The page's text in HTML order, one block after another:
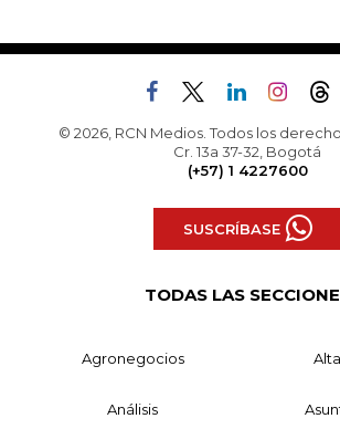
© 2026, RCN Medios. Todos los
Cr. 13a 37-32, Bogotá
(+57) 1 4227600
SUSCRÍBASE
TODAS LAS
Agronegocios
Análisis